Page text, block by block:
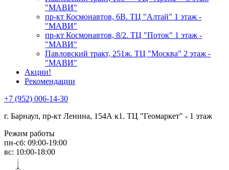
"МАВИ"
пр-кт Космонавтов, 6В. ТЦ "Алтай" 1 этаж -
"МАВИ"
пр-кт Космонавтов, 8/2. ТЦ "Поток" 1 этаж -
"МАВИ"
Павловский тракт, 251ж. ТЦ "Москва" 2 этаж -
"МАВИ"
Акции!
Рекомендации
+7 (952) 006-14-30
г. Барнаул, пр-кт Ленина, 154А к1. ТЦ "Геомаркет" - 1 этаж
Режим работы
пн-сб: 09:00-19:00
вс: 10:00-18:00